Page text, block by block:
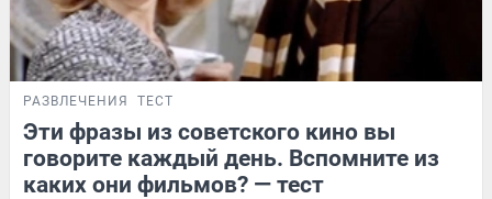
РАЗВЛЕЧЕНИЯ ТЕСТ
Эти фразы из советского кино вы
говорите каждый день. Вспомните из
каких они фильмов? — тест